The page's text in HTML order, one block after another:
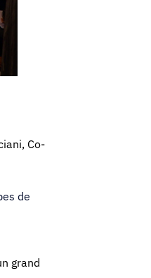
Co-
de
grand